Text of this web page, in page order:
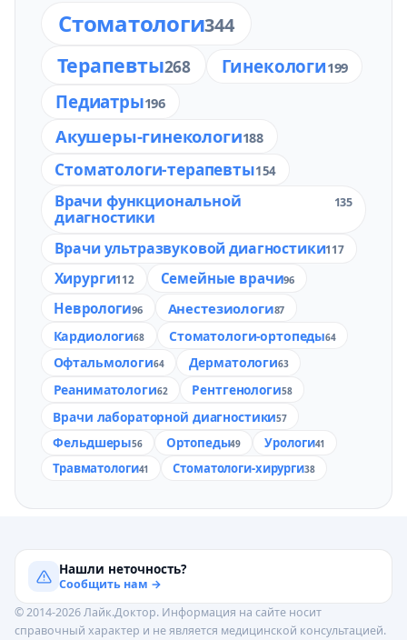
Стоматологи344
Терапевты268 Гинекологи199
Педиатры196
Акушеры-гинекологи188
Стоматологи-терапевты154
Врачи функциональной
диагностики
135
Врачи ультразвуковой диагностики117
Хирурги112 Семейные врачи96
Неврологи96 Анестезиологи87
Кардиологи68 Стоматологи-ортопеды64
Офтальмологи64 Дерматологи63
Реаниматологи62 Рентгенологи58
Врачи лабораторной диагностики57
Фельдшеры56 Ортопеды49 Урологи41
Травматологи41 Стоматологи-хирурги38
Нашли неточность?
Сообщить нам →
© 2014-2026 Лайк.Доктор. Информация на сайте носит
справочный характер и не является медицинской консультацией.